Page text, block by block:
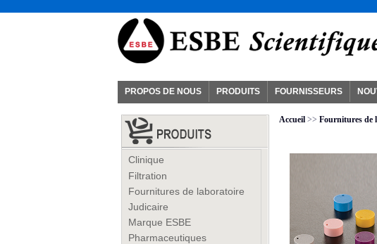
PROPOS DE NOUS PRODUITS FOURNISSEURS
Clinique
Filtration
Fournitures de laboratoire
Judicaire
Marque ESBE
Pharmaceutiques
Accueil >> Fournitures de